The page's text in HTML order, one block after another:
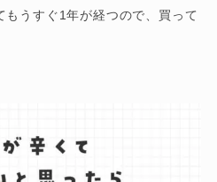
うすぐ1年が経つので、買って